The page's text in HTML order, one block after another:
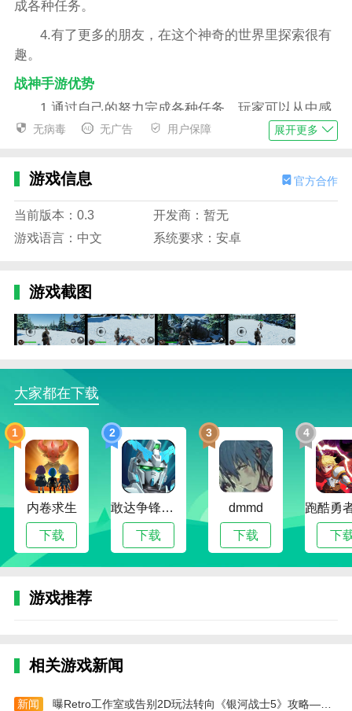
成各种任务。
4.有了更多的朋友，在这个神奇的世界里探索很有
趣。
战神手游优势
1.通过自己的努力完成各种任务，玩家可以从中感
受到很多乐趣。
种有趣的战斗冒险。
3.在游戏中，你可以和朋友一起探索，感受许多有
趣的战斗模式。
战神手游特色
1.在战斗中，系统会自动执行各种操作，无需复杂
的操作即可完成各种操作。
2.游戏操作方法简单易用，虚拟摇杆和按钮的设置
可以给玩家带来许多有趣的操作。
3.非常有趣的休闲玩法，带您体验各种模式的游戏
体验，享受游戏带来的乐趣。
4.有很多武器和道具可以解锁，但也有很多敌人。
你可以战斗和冒险。
战神手游测评
战神手游下载安装是一款由多名玩家制作的动作手
游。游戏中的模型是基于战神的原始角色模型。目前，
只有一种武器，斧头，后续更新中将添加更多玩家。玩
家还可以在手机上体验葵野的攻击感和割草时无与伦比
本站为您提供战神 手机版的 手机游戏 ，欢迎大家
记住本站网址，本站是您下载安卓手游app最好的网
站！
无病毒 无广告 用户保障 展开更多
游戏信息 官方合作
当前版本：0.3
开发商：暂无
游戏语言：中文
系统要求：安卓
游戏截图
大家都在下载
1
内卷求生
下载
2
敢达争锋对决无限钻石版
下载
3
dmmd
下载
4
下
游戏推荐
相关游戏新闻
新闻 曝Retro工作室或告别2D玩法转向《银河战士5》攻略——及新IP